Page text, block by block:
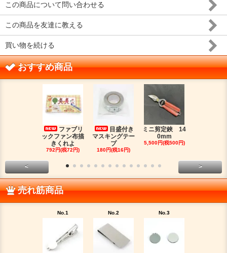
この商品について問い合わせる
この商品を友達に教える
買い物を続ける
おすすめ商品
ファブリ
ックファン布描
きくれよ
792円(税72円)
目盛付き
マスキングテー
プ
180円(税16円)
ミニ剪定鋏 14
0mm
5,500円(税500円)
< >
売れ筋商品
No.1 No.2 No.3